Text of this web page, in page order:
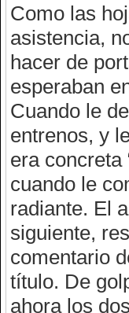
Como las
asistencia,
hacer de
esperaban
Cuando le
entrenos, y
era concreta
cuando le
radiante. El
siguiente,
comentario
título. De
ahora los